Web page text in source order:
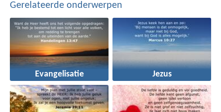
Gerelateerde onderwerpen
Evangelisatie Jezus